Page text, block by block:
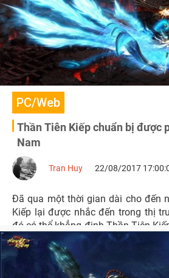
PC/Web
Thần Tiên Kiếp chuẩn bị được
Nam
Tran Huy 22/08/2017
Đã qua một thời gian dài cho đến
Kiếp lại được nhắc đến trong thị
đó có thể khẳng định Thần Tiên
mắt với sự chuẩn bị một cách kỹ
nghiêm túc.